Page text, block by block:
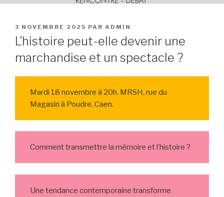
PUBLIÉ
LE
3 NOVEMBRE 2025 PAR ADMIN
L’histoire peut-elle devenir une
marchandise et un spectacle ?
Mardi 18 novembre à 20h. MRSH, rue du
Magasin à Poudre. Caen.
Comment transmettre la mémoire et l’histoire ?
Une tendance contemporaine transforme